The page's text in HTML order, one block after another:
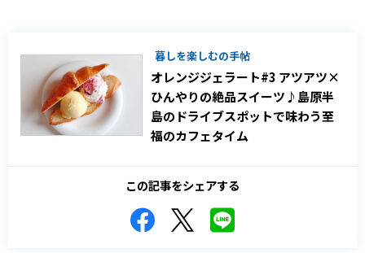
暮しを楽しむの手帖
オレンジジェラート#3 アツアツ×
ひんやりの絶品スイーツ♪島原半
島のドライブスポットで味わう至
福のカフェタイム
この記事をシェアする